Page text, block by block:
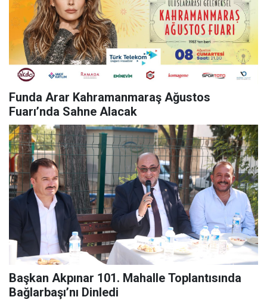
Funda Arar Kahramanmaraş Ağustos
Fuarı’nda Sahne Alacak
Başkan Akpınar 101. Mahalle Toplantısında
Bağlarbaşı’nı Dinledi